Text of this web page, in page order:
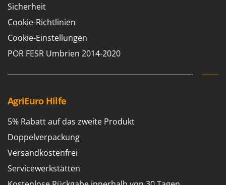
Sicherheit
Cookie-Richtlinien
Cookie-Einstellungen
POR FESR Umbrien 2014-2020
AgriEuro Hilfe
5% Rabatt auf das zweite Produkt
Doppelverpackung
Versandkostenfrei
Servicewerkstätten